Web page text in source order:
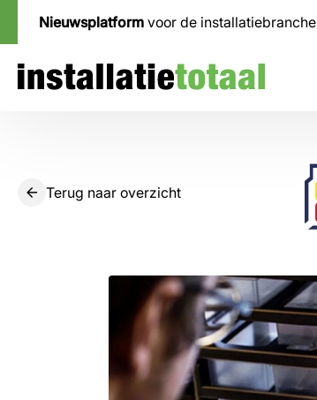
Nieuwsplatform voor de installatiebranche
Terug naar overzicht